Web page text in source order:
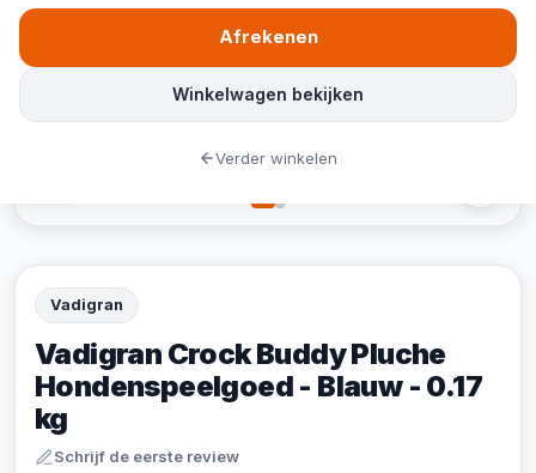
Vadigran
Vadigran Crock Buddy Pluche
Hondenspeelgoed - Blauw - 0.17
kg
Schrijf de eerste review
Winkelwagen bekijken
Afrekenen
Verder winkelen